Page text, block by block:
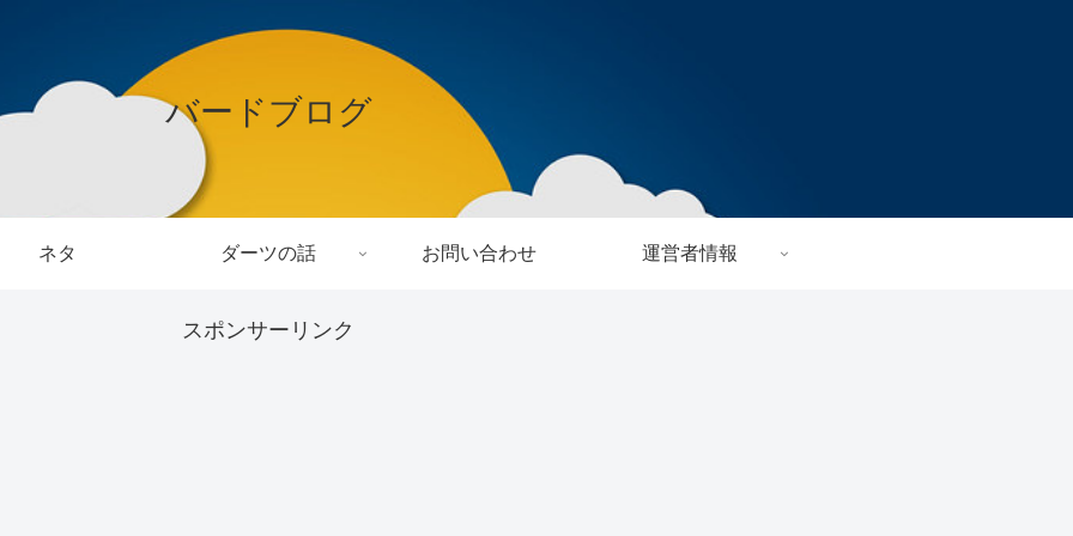
バードブログ
ネタ ダーツの話 お問い合わせ 運営者情報
スポンサーリンク